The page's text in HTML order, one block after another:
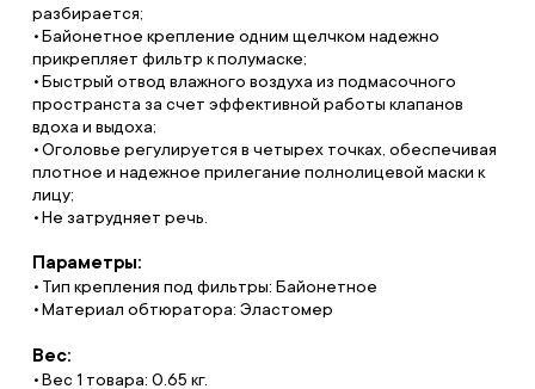
разбирается;
Байонетное крепление одним щелчком надежно
прикрепляет фильтр к полумаске;
Быстрый отвод влажного воздуха из подмасочного
пространста за счет эффективной работы клапанов
вдоха и выдоха;
Оголовье регулируется в четырех точках, обеспечивая
плотное и надежное прилегание полнолицевой маски к
лицу;
Не затрудняет речь.
Параметры:
Тип крепления под фильтры: Байонетное
Материал обтюратора: Эластомер
Вес:
Вес 1 товара: 0.65 кг.